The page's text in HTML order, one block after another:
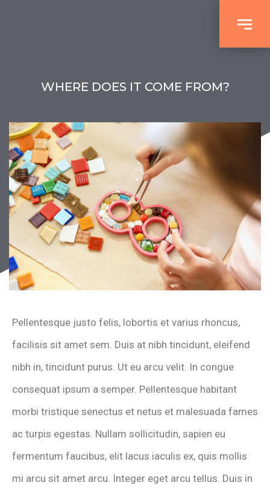
WHERE DOES IT COME FROM?
Pellentesque justo felis, lobortis et varius rhoncus,
facilisis sit amet sem. Duis at nibh tincidunt, eleifend
nibh in, tincidunt purus. Ut eu arcu velit. In congue
consequat ipsum a semper. Pellentesque habitant
morbi tristique senectus et netus et malesuada fames
ac turpis egestas. Nullam sollicitudin, sapien eu
fermentum faucibus, elit lacus iaculis ex, quis mollis
mi arcu sit amet arcu. Integer eget arcu tellus. Duis in